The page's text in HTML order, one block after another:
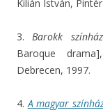
Kilián István,
3.Barokk
Baroque
Debrecen, 1997.
4.A magyar